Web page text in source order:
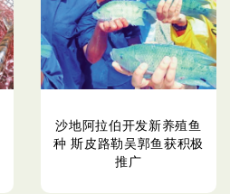
沙地阿拉伯开发新养殖鱼
种 斯皮路勒吴郭鱼获积极
推广